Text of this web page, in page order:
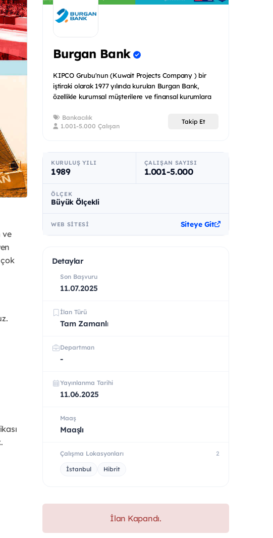
ve
Burgan Bank
KIPCO Grubu'nun (Kuwait Projects Company ) bir
iştiraki olarak 1977 yılında kurulan Burgan Bank,
özellikle kurumsal müşterilere ve finansal kurumlara
Bankacılık
1.001-5.000 Çalışan
Takip Et
KURULUŞ YILI
1989
ÇALIŞAN SAYISI
1.001-5.000
ÖLÇEK
Büyük Ölçekli
WEB SITESI Siteye Git
Detaylar
Son Başvuru
11.07.2025
İlan Türü
Tam Zamanlı
Departman
-
Yayınlanma Tarihi
11.06.2025
Maaş
Maaşlı
Çalışma Lokasyonları 2
İstanbul Hibrit
İlan Kapandı.